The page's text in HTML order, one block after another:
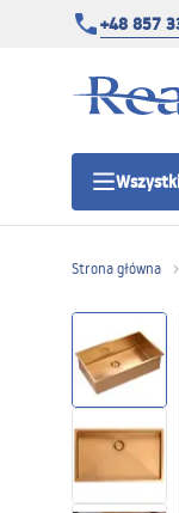
+48 857
Strona główna